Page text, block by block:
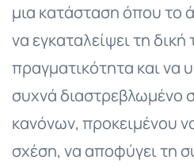
μια κατάσταση όπου το
να εγκαταλείψει τη
πραγματικότητα και να
συχνά διαστρεβλωμένο
κανόνων, προκειμένου
σχέση, να αποφύγει τη